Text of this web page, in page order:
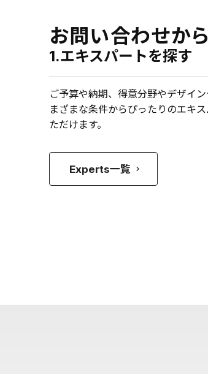
お問い合わせか
1.エキスパートを探す
ご予算や納期、得意分野やデザイ
まざまな条件からぴったりのエキ
ただけます。
Experts一覧 keyboard_arrow_right